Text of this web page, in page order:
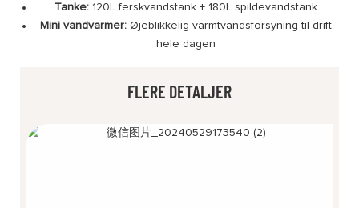
Tanke: 120L ferskvandstank + 180L spildevandstank
Mini vandvarmer: Øjeblikkelig varmtvandsforsyning til drift
hele dagen
FLERE DETALJER